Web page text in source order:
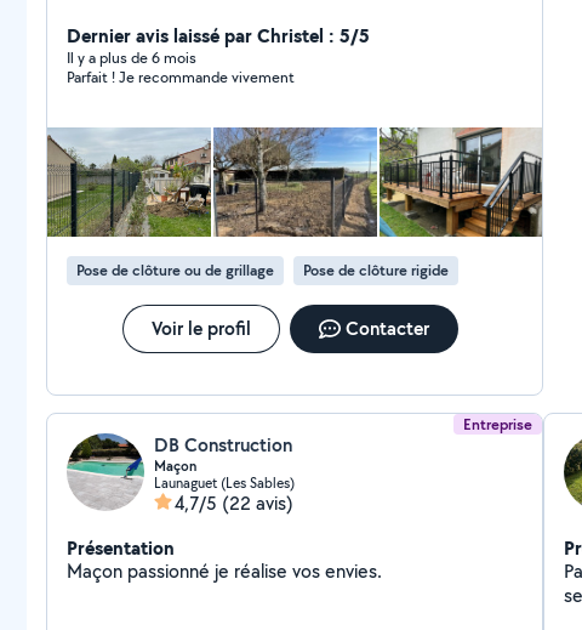
Dernier avis laissé par Christel : 5/5
Il y a plus de 6 mois
Parfait ! Je recommande vivement
Pose de clôture ou de grillage Pose de clôture rigide
Voir le profil Contacter
Entreprise
DB Construction
Maçon
Launaguet (Les Sables)
4,7/5 (22 avis)
Présentation
Maçon passionné je réalise vos envies.